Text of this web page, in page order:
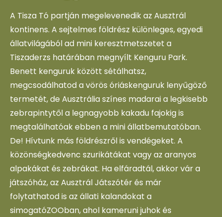
A Tisza Tó partján megelevenedik az Ausztrál
kontinens. A sejtelmes földrész különleges, egyedi
állatvilágából ad mini keresztmetszetet a
Tiszaderzs határában megnyílt Kenguru Park.
Benett kenguruk között sétálhatsz,
megcsodálhatod a vörös óriáskenguruk lenyűgöző
termetét, de Ausztrália színes madarai a legkisebb
zebrapintytől a legnagyobb kakadu fajokig is
megtalálhatóak ebben a mini állatbemutatóban.
De! Hívtunk más földrészről is vendégeket. A
közönségkedvenc szurikátákat vagy az aranyos
alpakákat és zebrákat. Ha elfáradtál, akkor vár a
játszóház, az Ausztrál Játszótér és már
folytathatod is az állati kalandokat a
simogatóZOOban, ahol kameruni juhok és